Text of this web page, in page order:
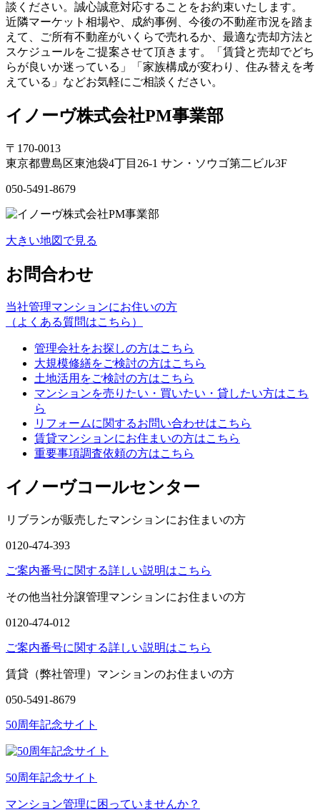
談ください。誠心誠意対応することをお約束いたします。
近隣マーケット相場や、成約事例、今後の不動産市況を踏ま
えて、ご所有不動産がいくらで売れるか、最適な売却方法と
スケジュールをご提案させて頂きます。「賃貸と売却でどち
らが良いか迷っている」「家族構成が変わり、住み替えを考
えている」などお気軽にご相談ください。
イノーヴ株式会社PM事業部
〒170-0013
東京都豊島区東池袋4丁目26-1 サン・ソウゴ第二ビル3F
050-5491-8679
大きい地図で見る
お問合わせ
当社管理マンションにお住いの⽅
（よくある質問はこちら）
管理会社をお探しの方はこちら
大規模修繕をご検討の方はこちら
土地活用をご検討の方はこちら
マンションを売りたい・買いたい・貸したい方はこち
ら
リフォームに関するお問い合わせはこちら
賃貸マンションにお住まいの方はこちら
重要事項調査依頼の方はこちら
イノーヴコールセンター
リブランが販売したマンションにお住まいの方
0120-474-393
ご案内番号に関する詳しい説明はこちら
その他当社分譲管理マンションにお住まいの方
0120-474-012
ご案内番号に関する詳しい説明はこちら
賃貸（弊社管理）マンションのお住まいの方
050-5491-8679
50周年記念サイト
50周年記念サイト
マンション管理に困っていませんか？